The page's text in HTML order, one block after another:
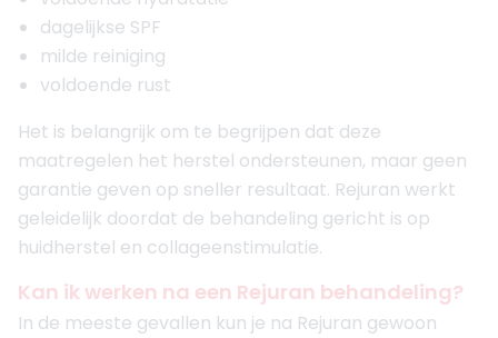
dagelijkse SPF
milde reiniging
voldoende rust
Het is belangrijk om te begrijpen dat deze
maatregelen het herstel ondersteunen, maar geen
garantie geven op sneller resultaat. Rejuran werkt
geleidelijk doordat de behandeling gericht is op
huidherstel en collageenstimulatie.
Kan ik werken na een Rejuran behandeling?
In de meeste gevallen kun je na Rejuran gewoon